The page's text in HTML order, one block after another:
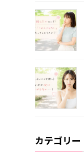
カテゴリー